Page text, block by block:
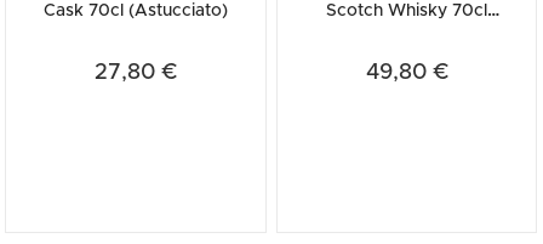
Cask 70cl (Astucciato)
27,80 €
Scotch Whisky 70cl
49,80 €